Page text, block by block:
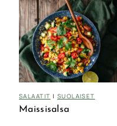
SALAATIT | SUOLAISET
Maissisalsa